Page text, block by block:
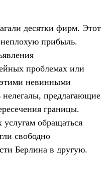
десятки фирм. Этот
прибыль.
проблемах или
невинными
предлагающие
границы.
обращаться
свободно
Берлина в другую.